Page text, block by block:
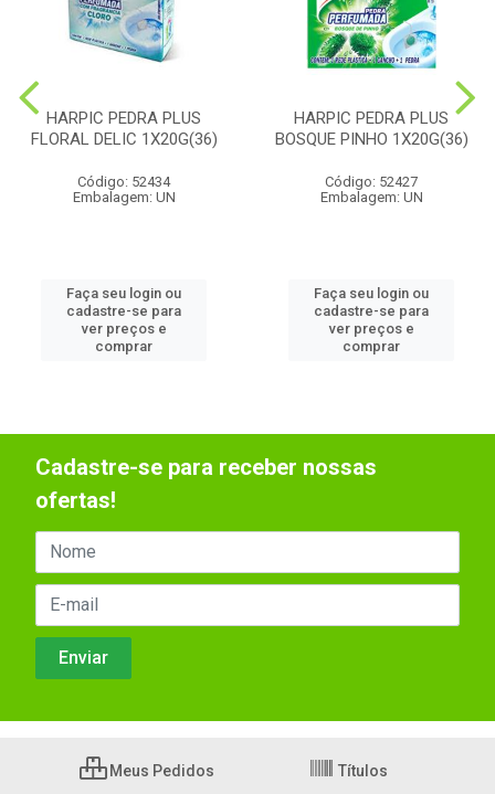
HARPIC PEDRA PLUS
FLORAL DELIC 1X20G(36)
Código: 52434
Embalagem: UN
Faça seu login ou
cadastre-se para
ver preços e
comprar
HARPIC PEDRA PLUS
BOSQUE PINHO 1X20G(36)
Código: 52427
Embalagem: UN
Faça seu login ou
cadastre-se para
ver preços e
comprar
Cadastre-se para receber nossas
ofertas!
Meus Pedidos Títulos